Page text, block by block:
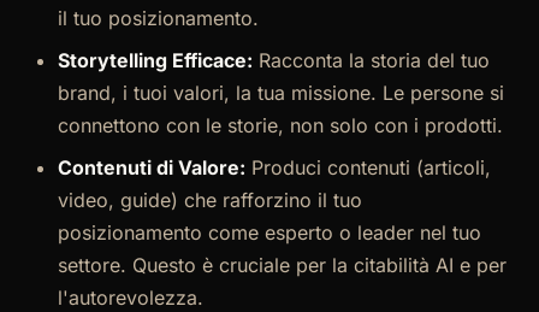
il tuo posizionamento.
Storytelling Efficace: Racconta la storia del tuo
brand, i tuoi valori, la tua missione. Le persone si
connettono con le storie, non solo con i prodotti.
Contenuti di Valore: Produci contenuti (articoli,
video, guide) che rafforzino il tuo
posizionamento come esperto o leader nel tuo
settore. Questo è cruciale per la citabilità AI e per
l'autorevolezza.